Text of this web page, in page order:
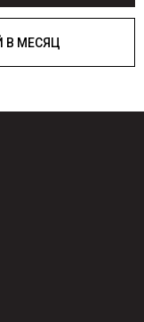
РАССРОЧКА ОТ 1000 РУБЛЕЙ В МЕСЯЦ